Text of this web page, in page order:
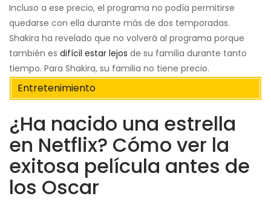
Incluso a ese precio, el programa no podía permitirse
quedarse con ella durante más de dos temporadas.
Shakira ha revelado que no volverá al programa porque
también es difícil estar lejos de su familia durante tanto
tiempo. Para Shakira, su familia no tiene precio.
Entretenimiento
¿Ha nacido una estrella
en Netflix? Cómo ver la
exitosa película antes de
los Oscar